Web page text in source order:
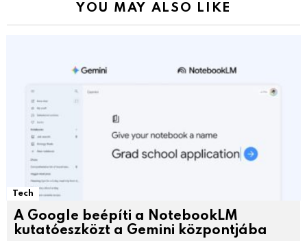
YOU MAY ALSO LIKE
Tech
A Google beépíti a NotebookLM
kutatóeszközt a Gemini központjába